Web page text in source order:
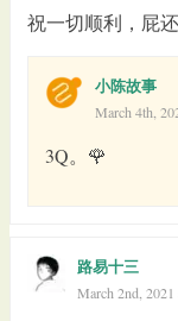
祝一切顺利，屁
小陈故事
March 4th,
3Q。🌹
路易十三
March 2nd, 2021